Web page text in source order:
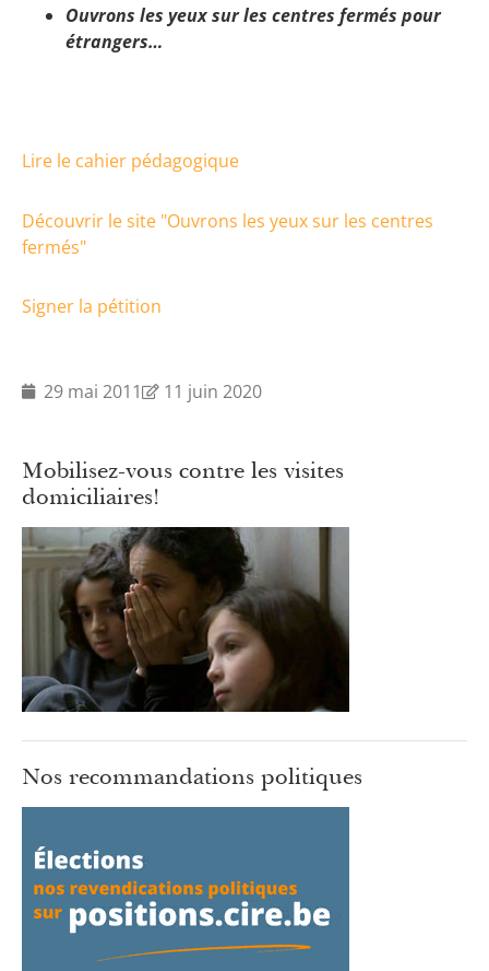
Ouvrons les yeux sur les centres fermés pour
étrangers…
Lire le cahier pédagogique
Découvrir le site "Ouvrons les yeux sur les centres
fermés"
Signer la pétition
29 mai 2011 11 juin 2020
Mobilisez-vous contre les visites
domiciliaires!
Nos recommandations politiques